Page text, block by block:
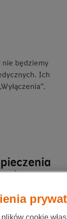
będziemy
Ich
je